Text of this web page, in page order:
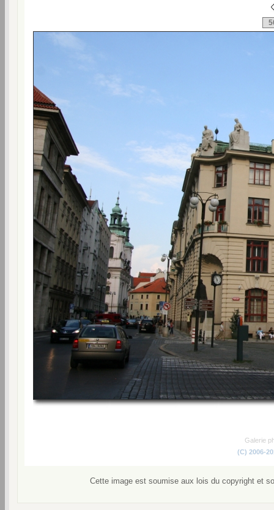
Galerie
(C) 2006-
Cette image est soumise aux lois du copyright et